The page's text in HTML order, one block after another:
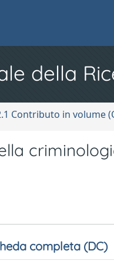
della
Contributo in volume
completa (DC)